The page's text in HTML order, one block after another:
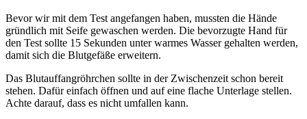
Bevor wir mit dem Test angefangen haben, mussten die Hände
gründlich mit Seife gewaschen werden. Die bevorzugte Hand für
den Test sollte 15 Sekunden unter warmes Wasser gehalten werden,
damit sich die Blutgefäße erweitern.
Das Blutauffangröhrchen sollte in der Zwischenzeit schon bereit
stehen. Dafür einfach öffnen und auf eine flache Unterlage stellen.
Achte darauf, dass es nicht umfallen kann.